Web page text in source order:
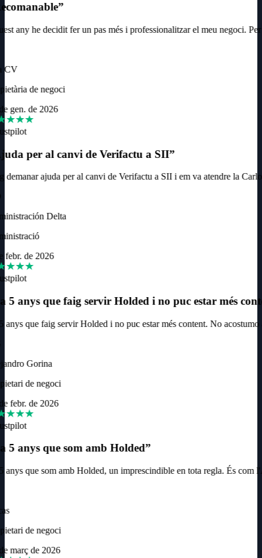
”
any he decidit fer un pas més i professionalitzar el meu negoci.
CV
de negoci
gen. de 2026
per al canvi de Verifactu a SII”
demanar ajuda per al canvi de Verifactu a SII i em va atendre la
Delta
febr. de 2026
5 anys que faig servir Holded i no puc estar més
anys que faig servir Holded i no puc estar més content. No acostumo
Gorina
de negoci
febr. de 2026
5 anys que som amb Holded”
anys que som amb Holded, un imprescindible en tota regla. És com
de negoci
març de 2026